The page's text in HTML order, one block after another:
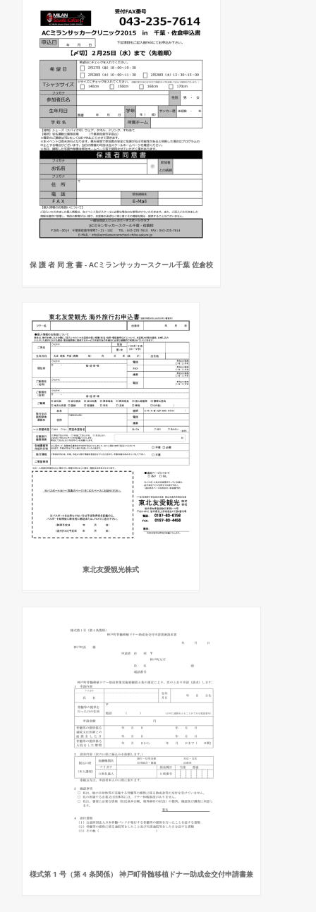
保 護 者 同 意 書 - ACミランサッカースクール千葉 佐倉校
東北友愛観光株式
様式第 1 号（第 4 条関係） 神戸町骨髄移植ドナー助成金交付申請書兼